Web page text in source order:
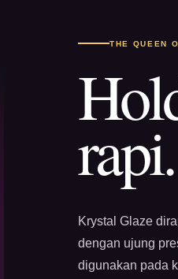
THE QUEEN
rapi.
Krystal Glaze
dengan ujung
digunakan pada